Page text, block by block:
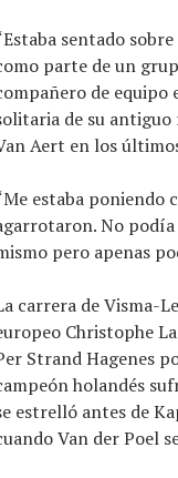
sentado
parte de un
de equipo
de su
Aert en los
estaba poniendo
No podía
pero apenas
carrera de Visma-
Christophe
Strand Hagenes
holandés
estrelló antes de
Van der Poel